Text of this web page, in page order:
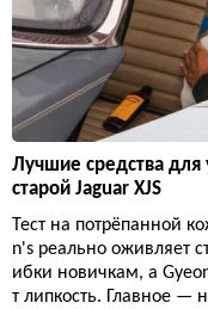
Лучшие средства
старой Jaguar XJS
Тест на потрёпанной
n's реально оживляет
ибки новичкам, а
т липкость. Главное —